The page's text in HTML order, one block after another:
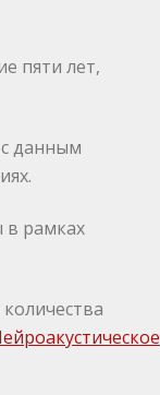
пяти лет,
данным
в рамках